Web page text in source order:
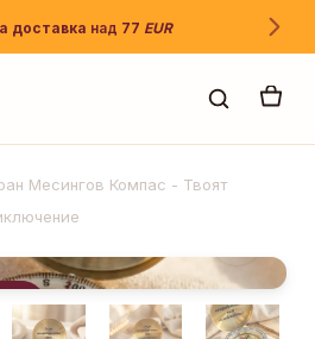
доставка 1 - 2 дни
Месингов Компас - Твоят